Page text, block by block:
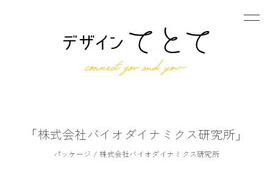
ひと
「株式会社バイオダイナミクス研究所」
パッケージ / 株式会社バイオダイナミクス研究所